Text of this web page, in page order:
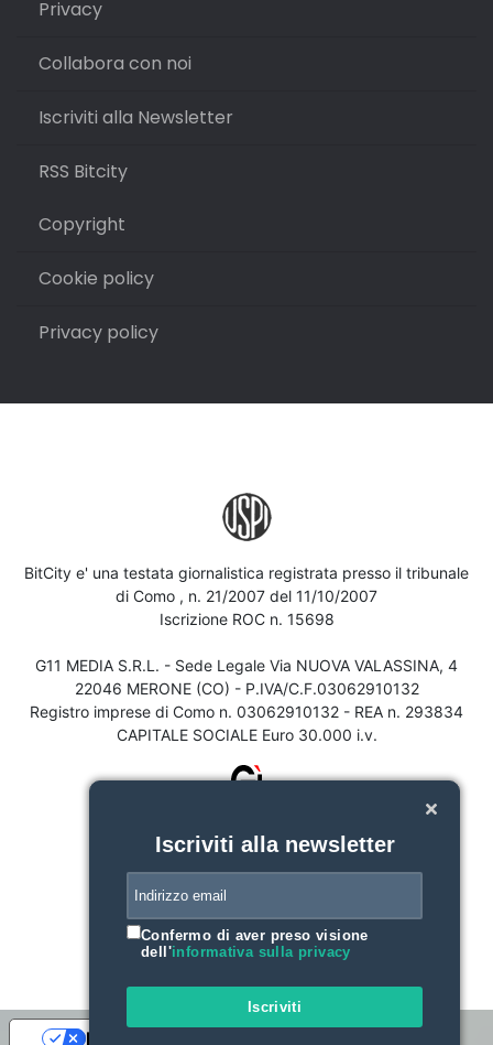
Privacy
Collabora con noi
Iscriviti alla Newsletter
RSS Bitcity
Copyright
Cookie policy
Privacy policy
BitCity e' una testata giornalistica registrata presso il tribunale
di Como , n. 21/2007 del 11/10/2007
Iscrizione ROC n. 15698
G11 MEDIA S.R.L. - Sede Legale Via NUOVA VALASSINA, 4
22046 MERONE (CO) - P.IVA/C.F.03062910132
Registro imprese di Como n. 03062910132 - REA n. 293834
CAPITALE SOCIALE Euro 30.000 i.v.
Iscriviti alla newsletter
Confermo di aver preso visione
dell'informativa sulla privacy
Iscriviti
Le tue preferenze relative alla privacy